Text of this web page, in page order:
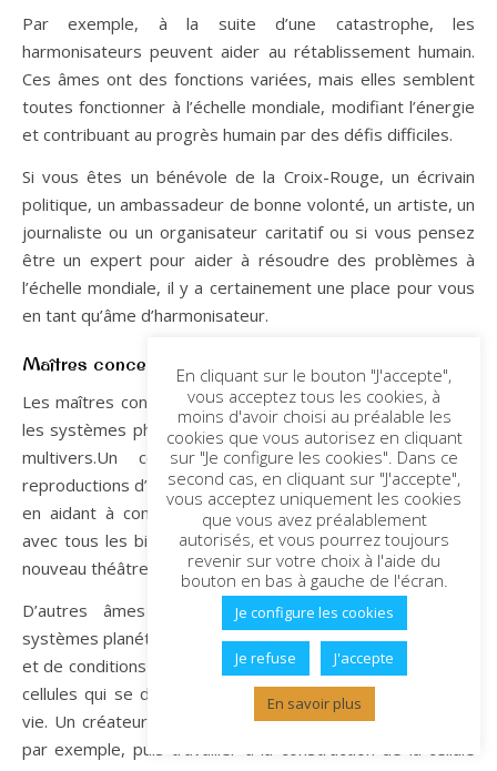
Par exemple, à la suite d’une catastrophe, les
harmonisateurs peuvent aider au rétablissement humain.
Ces âmes ont des fonctions variées, mais elles semblent
toutes fonctionner à l’échelle mondiale, modifiant l’énergie
et contribuant au progrès humain par des défis difficiles.
Si vous êtes un bénévole de la Croix-Rouge, un écrivain
politique, un ambassadeur de bonne volonté, un artiste, un
journaliste ou un organisateur caritatif ou si vous pensez
être un expert pour aider à résoudre des problèmes à
l’échelle mondiale, il y a certainement une place pour vous
en tant qu’âme d’harmonisateur.
Maîtres concepteurs
Les maîtres concepteurs travaillent avec l’énergie et avec
les systèmes physiques et mentaux qui composent notre
multivers.Un concepteur peut travailler avec des
reproductions d’objets physiques de la terre, par exemple,
en aidant à construire de mémoire une maison exquise
avec tous les bibelots ou en aidant à la construction d’un
nouveau théâtre communautaire.
D’autres âmes de concepteurs travaillent avec des
systèmes planétaires, aidant à la formation d’atmosphères
et de conditions météorologiques, y compris la création de
cellules qui se développeront en de nouvelles formes de
vie. Un créateur peut imaginer un nouveau type de fleur,
par exemple, puis travailler à la construction de la cellule
En cliquant sur le bouton "J'accepte",
vous acceptez tous les cookies, à
moins d'avoir choisi au préalable les
cookies que vous autorisez en cliquant
sur "Je configure les cookies". Dans ce
second cas, en cliquant sur "J'accepte",
vous acceptez uniquement les cookies
que vous avez préalablement
autorisés, et vous pourrez toujours
revenir sur votre choix à l'aide du
bouton en bas à gauche de l'écran.
Je configure les cookies
Je refuse J'accepte
En savoir plus